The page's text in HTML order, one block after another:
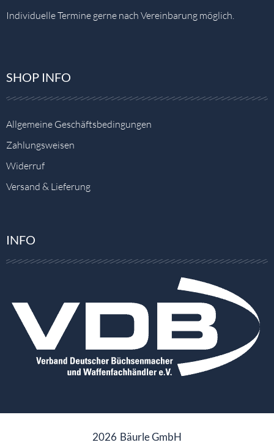
Individuelle Termine gerne nach Vereinbarung möglich.
SHOP INFO
Allgemeine Geschäftsbedingungen
Zahlungsweisen
Widerruf
Versand & Lieferung
INFO
2026 Bäurle GmbH